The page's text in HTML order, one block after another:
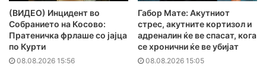
(ВИДЕО) Инцидент во
Собранието на Косово:
Пратеничка фрлаше со јајца
по Курти
08.08.2026 15:56
Габор Мате: Акутниот
стрес, акутните кортизол и
адреналин ќе ве спасат, кога
се хронични ќе ве убијат
08.08.2026 15:05